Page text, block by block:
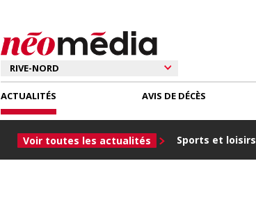
ACTUALITÉS
Voir toutes les actualités Sports et loisirs
AVIS DE DÉCÈS